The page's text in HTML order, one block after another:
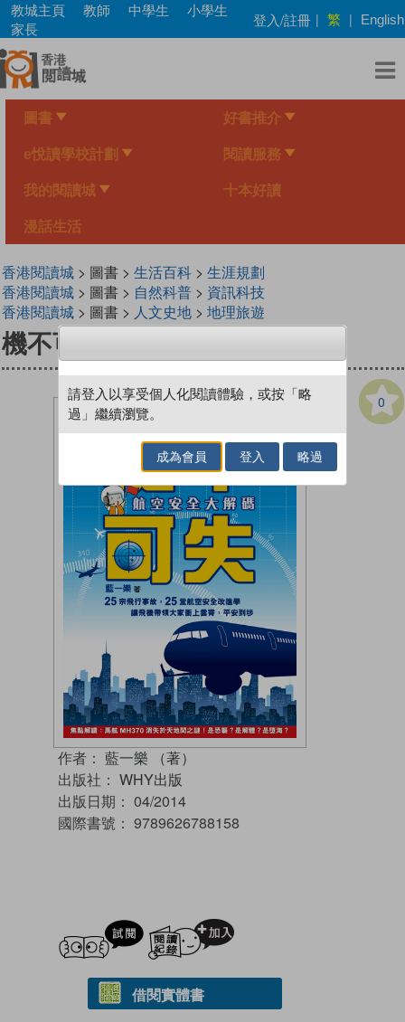
Skip
main
content
教城主頁 教師 中學生
小學生
家長
登入/註冊 | 繁 | English
圖書 好書推介
e悅讀學校計劃 閱讀服務
我的閱讀城 十本好讀
漫話生活
香港閱讀城> 圖書 > 生活百科> 生涯規劃
香港閱讀城> 圖書 > 自然科普> 資訊科技
香港閱讀城> 圖書 > 人文史地> 地理旅遊
機不可失──航空安全大解碼
0
作者： 藍一樂 （著）
出版社： WHY出版
出版日期： 04/2014
國際書號： 9789626788158
試閲
借閱實體書
請登入以享受個人化閱讀體驗，或按「略
過」繼續瀏覽。
成為會員 登入 略過